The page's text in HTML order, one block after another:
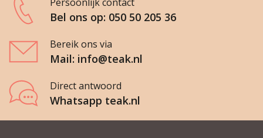
Bel ons op: 050 50 205 36
Bereik ons via
Mail: info@teak.nl
Direct antwoord
Whatsapp teak.nl